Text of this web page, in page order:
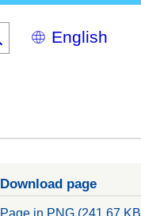
Select
your
Download page
Page in PNG (241.67